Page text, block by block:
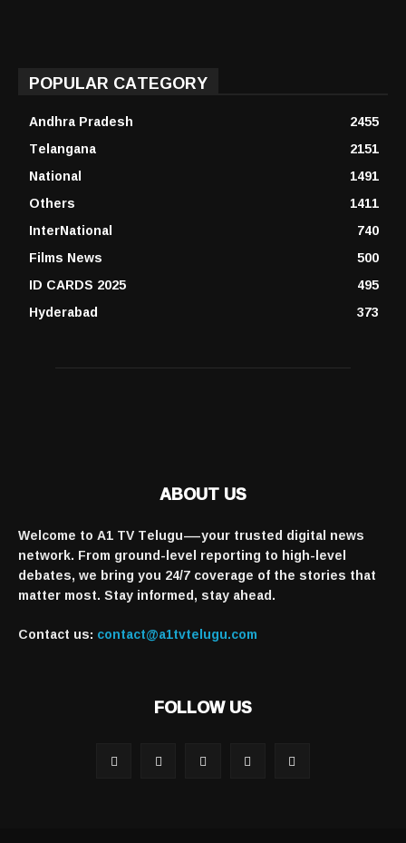
POPULAR CATEGORY
Andhra Pradesh
2455
Telangana
2151
National
1491
Others
1411
InterNational
740
Films News
500
ID CARDS 2025
495
Hyderabad
373
ABOUT US
Welcome to A1 TV Telugu—your trusted digital news
network. From ground-level reporting to high-level
debates, we bring you 24/7 coverage of the stories that
matter most. Stay informed, stay ahead.
Contact us: contact@a1tvtelugu.com
FOLLOW US